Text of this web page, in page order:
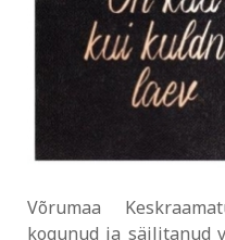
Võrumaa
kogunud ja säilitanud